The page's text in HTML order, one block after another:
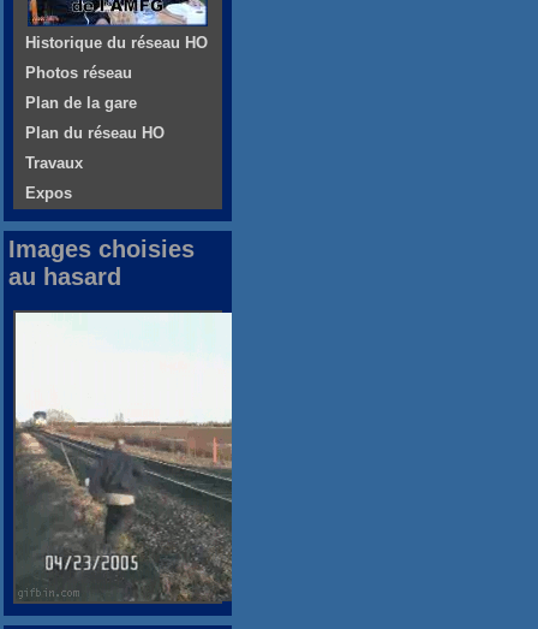
Historique du réseau HO
Photos réseau
Plan de la gare
Plan du réseau HO
Travaux
Expos
Images choisies
au hasard